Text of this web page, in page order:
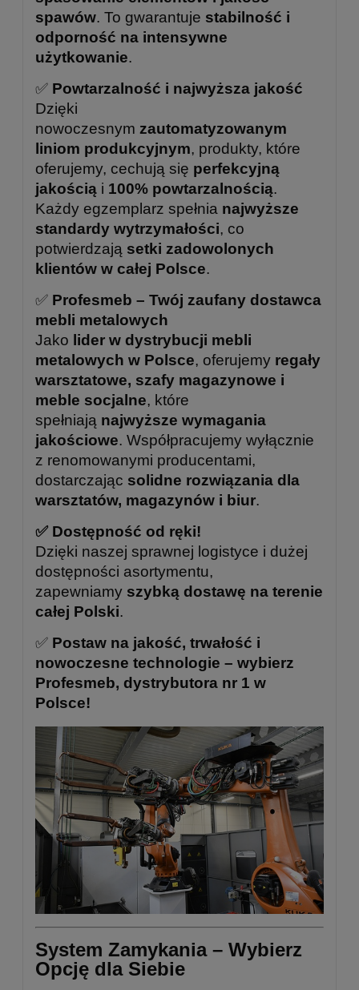
spawów. To gwarantuje stabilność i
odporność na intensywne
użytkowanie.
✅ Powtarzalność i najwyższa jakość
Dzięki
nowoczesnym zautomatyzowanym
liniom produkcyjnym, produkty, które
oferujemy, cechują się perfekcyjną
jakością i 100% powtarzalnością.
Każdy egzemplarz spełnia najwyższe
standardy wytrzymałości, co
potwierdzają setki zadowolonych
klientów w całej Polsce.
✅ Profesmeb – Twój zaufany dostawca
mebli metalowych
Jako lider w dystrybucji mebli
metalowych w Polsce, oferujemy regały
warsztatowe, szafy magazynowe i
meble socjalne, które
spełniają najwyższe wymagania
jakościowe. Współpracujemy wyłącznie
z renomowanymi producentami,
dostarczając solidne rozwiązania dla
warsztatów, magazynów i biur.
✅ Dostępność od ręki!
Dzięki naszej sprawnej logistyce i dużej
dostępności asortymentu,
zapewniamy szybką dostawę na terenie
całej Polski.
✅ Postaw na jakość, trwałość i
nowoczesne technologie – wybierz
Profesmeb, dystrybutora nr 1 w
Polsce!
System Zamykania – Wybierz
Opcję dla Siebie